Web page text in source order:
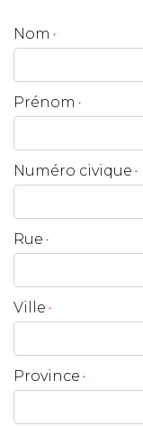
Nom *
Prénom *
Numéro civique *
Rue *
Ville *
Province *